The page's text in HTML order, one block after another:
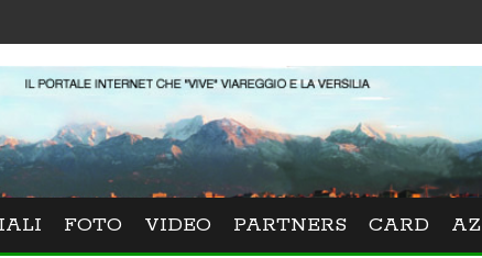
FOTO VIDEO PARTNERS CARD